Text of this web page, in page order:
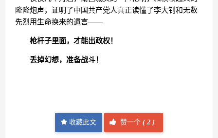
隆隆炮声，证明了中国共产党人真正读懂了李大钊和无数
先烈用生命换来的遗言——
枪杆子里面，才能出政权！
丢掉幻想，准备战斗！
收藏此文 赞一个 (2 )